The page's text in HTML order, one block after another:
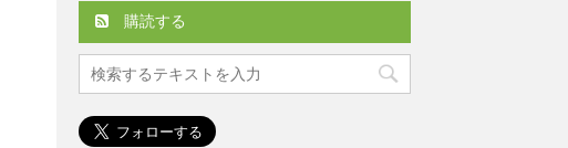
購読する